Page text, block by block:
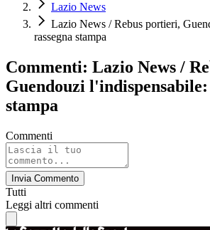
Lazio News
Lazio News / Rebus portieri,
rassegna stampa
Commenti: Lazio News /
Guendouzi l'indispensabile:
stampa
Commenti
Invia Commento
Tutti
Leggi altri commenti